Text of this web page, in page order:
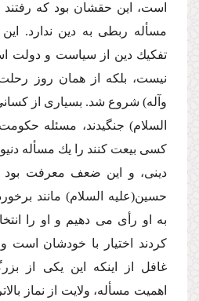
است، این حقشان بود كه رفتند
مسأله ربطى به دین ندارد.
تفكیك دین از سیاست و دولت
نیست، بلكه از همان روز رحلت
وآله) شروع شد. بسیارى از
السلام) جنگیدند، مسئله
كسى بیعت كنند را یك مسأله
دینى، و این ضعف معرفت بود
حسین(علیه السلام) مانند
به او رأى مى دهیم و او را
كردند اختیار با خودشان است و
غافل از اینكه این یكى از
اهمیت مسأله، ولایت از نماز